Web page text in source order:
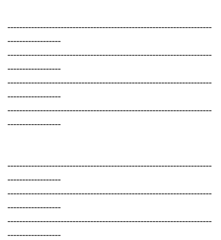
---------------------------------------------------------------------
------------------
---------------------------------------------------------------------
------------------
---------------------------------------------------------------------
------------------
---------------------------------------------------------------------
------------------
---------------------------------------------------------------------
------------------
---------------------------------------------------------------------
------------------
---------------------------------------------------------------------
------------------